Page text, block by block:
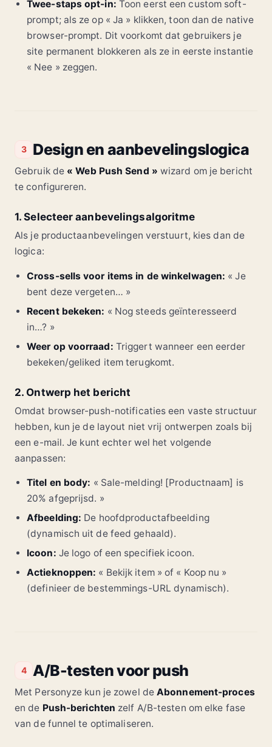
Twee-staps opt-in: Toon eerst een custom soft-
prompt; als ze op « Ja » klikken, toon dan de native
browser-prompt. Dit voorkomt dat gebruikers je
site permanent blokkeren als ze in eerste instantie
« Nee » zeggen.
3 Design en aanbevelingslogica
Gebruik de « Web Push Send » wizard om je bericht
te configureren.
1. Selecteer aanbevelingsalgoritme
Als je productaanbevelingen verstuurt, kies dan de
logica:
Cross-sells voor items in de winkelwagen: « Je
bent deze vergeten… »
Recent bekeken: « Nog steeds geïnteresseerd
in…? »
Weer op voorraad: Triggert wanneer een eerder
bekeken/geliked item terugkomt.
2. Ontwerp het bericht
Omdat browser-push-notificaties een vaste structuur
hebben, kun je de layout niet vrij ontwerpen zoals bij
een e-mail. Je kunt echter wel het volgende
aanpassen:
Titel en body: « Sale-melding! [Productnaam] is
20% afgeprijsd. »
Afbeelding: De hoofdproductafbeelding
(dynamisch uit de feed gehaald).
Icoon: Je logo of een specifiek icoon.
Actieknoppen: « Bekijk item » of « Koop nu »
(definieer de bestemmings-URL dynamisch).
4 A/B-testen voor push
Met Personyze kun je zowel de Abonnement-proces
en de Push-berichten zelf A/B-testen om elke fase
van de funnel te optimaliseren.